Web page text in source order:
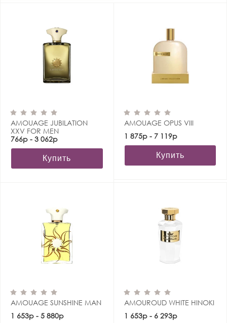
AMOUAGE JUBILATION
XXV FOR MEN
766р - 3 062р
Купить
AMOUAGE OPUS VIII
1 875р - 7 119р
Купить
AMOUAGE SUNSHINE MAN
1 653р - 5 880р
AMOUROUD WHITE HINOKI
1 653р - 6 293р